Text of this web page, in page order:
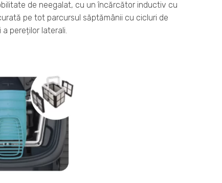
de neegalat, cu un încărcător inductiv cu
pe tot parcursul săptămânii cu cicluri de
pereților laterali.